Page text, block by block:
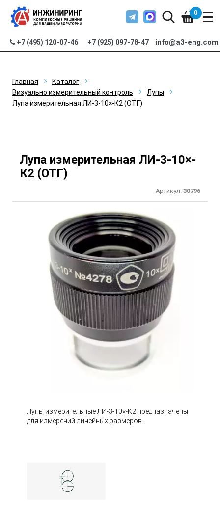
+7 (495) 120-07-46 +7 (925) 097-78-47 info@a3-eng.com
0
Главная
Каталог
Визуально измерительный контроль
Лупы
Лупа измерительная ЛИ-3-10×-К2 (ОТГ)
Лупа измерительная ЛИ-3-10×-
К2 (ОТГ)
Артикул: 30796
Лупы измерительные ЛИ-3-10×-К2 предназначены
для измерений линейных размеров.